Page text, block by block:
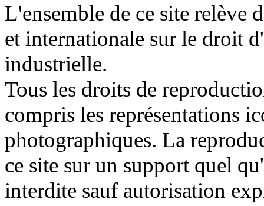
L'ensemble de ce site relève
et internationale sur le droit
industrielle.
Tous les droits de
compris les représentations
photographiques. La
ce site sur un support quel
interdite sauf autorisation